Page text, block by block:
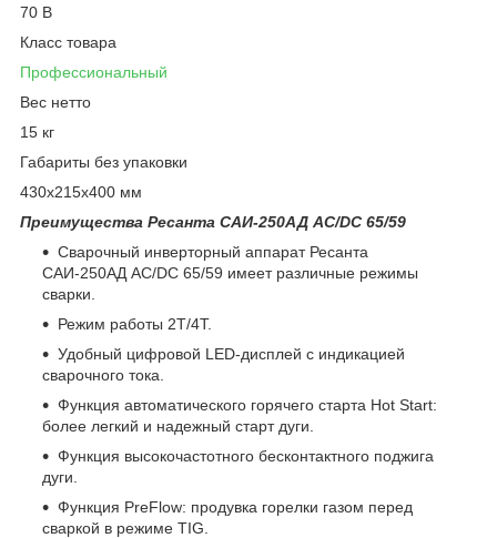
70 В
Класс товара
Профессиональный
Вес нетто
15 кг
Габариты без упаковки
430х215х400 мм
Преимущества Ресанта САИ-250АД AC/DC 65/59
Сварочный инверторный аппарат Ресанта
САИ-250АД AC/DC 65/59 имеет различные режимы
сварки.
Режим работы 2Т/4Т.
Удобный цифровой LED-дисплей с индикацией
сварочного тока.
Функция автоматического горячего старта Hot Start:
более легкий и надежный старт дуги.
Функция высокочастотного бесконтактного поджига
дуги.
Функция PreFlow: продувка горелки газом перед
сваркой в режиме TIG.